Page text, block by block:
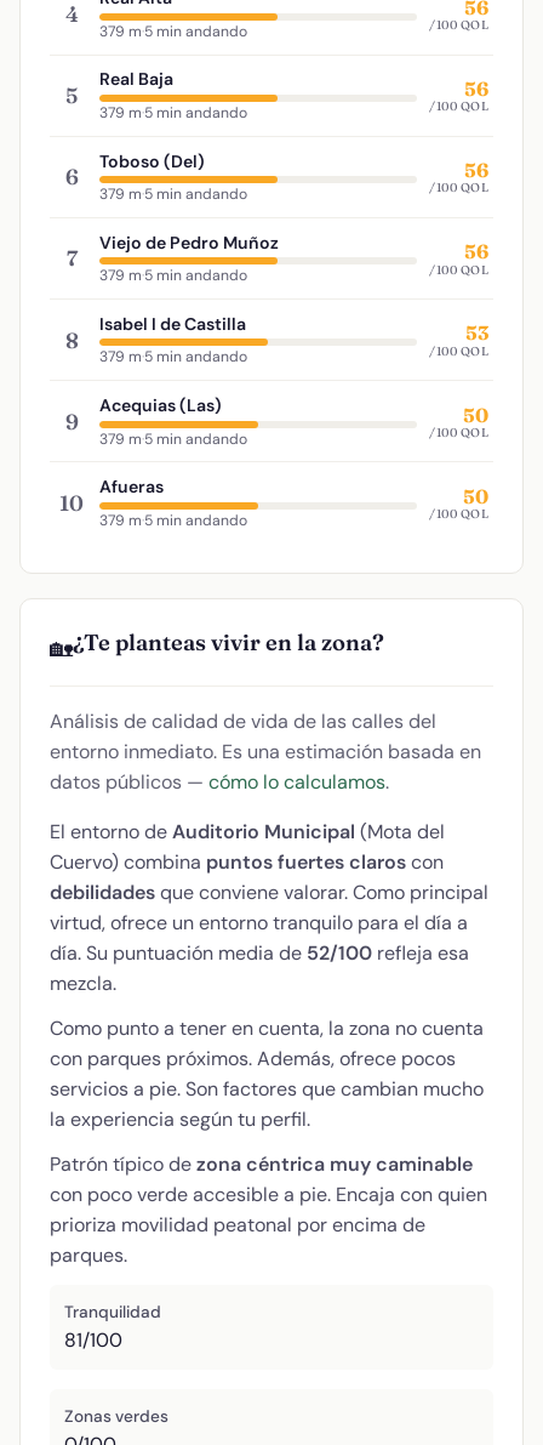
4
379 m·5 min andando
56
/100 QOL
5
Real Baja
379 m·5 min andando
56
/100 QOL
6
Toboso (Del)
379 m·5 min andando
56
/100 QOL
7
Viejo de Pedro Muñoz
379 m·5 min andando
56
/100 QOL
8
Isabel I de Castilla
379 m·5 min andando
53
/100 QOL
9
Acequias (Las)
379 m·5 min andando
50
/100 QOL
10
Afueras
379 m·5 min andando
50
/100 QOL
🏡¿Te planteas vivir en la zona?
Análisis de calidad de vida de las calles del
entorno inmediato. Es una estimación basada en
datos públicos — cómo lo calculamos.
El entorno deAuditorio Municipal (Mota del
Cuervo) combina puntos fuertes claroscon
debilidadesque conviene valorar. Como principal
virtud, ofrece un entorno tranquilo para el día a
día. Su puntuación media de 52/100 refleja esa
mezcla.
Como punto a tener en cuenta, la zona no cuenta
con parques próximos. Además, ofrece pocos
servicios a pie. Son factores que cambian mucho
la experiencia según tu perfil.
Patrón típico dezona céntrica muy caminable
con poco verde accesible a pie. Encaja con quien
prioriza movilidad peatonal por encima de
parques.
Tranquilidad
81/100
Zonas verdes